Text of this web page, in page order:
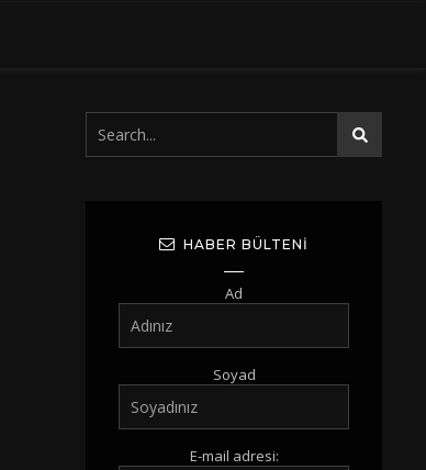
HABER BÜLTENI
Ad
Soyad
E-mail adresi: